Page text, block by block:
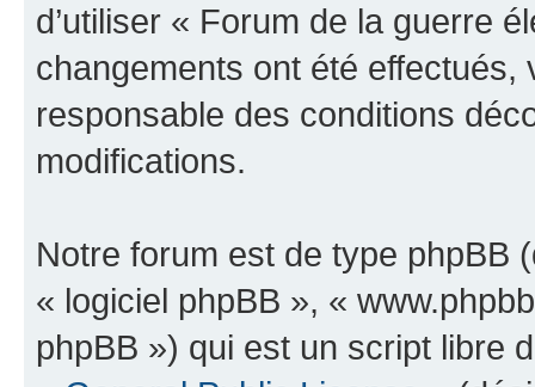
d’utiliser « Forum de la guerre
changements ont été effectués,
responsable des conditions
modifications.
Notre forum est de type phpBB
« logiciel phpBB », «
phpBB ») qui est un script libre